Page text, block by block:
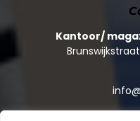
Kantoor/